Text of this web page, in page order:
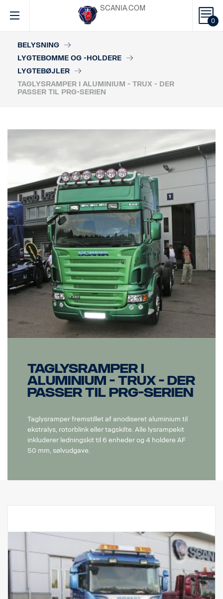
0
SCANIA.COM
BELYSNING
LYGTEBOMME OG -HOLDERE
LYGTEBØJLER
TAGLYSRAMPER I ALUMINIUM - TRUX - DER
PASSER TIL PRG-SERIEN
Taglysramper i
aluminium - Trux - der
passer til PRG-serien
Taglysramper fremstillet af anodiseret aluminium til
ekstralys, rotorblink eller tagskilte. Alle lysrampekit
inkluderer ledningskit til 6 enheder og 4 holdere AF
50 mm, sølvudgave.